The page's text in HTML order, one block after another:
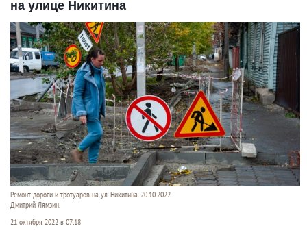
на улице Никитина
Ремонт дороги и тротуаров на ул. Никитина. 20.10.2022
Дмитрий Лямзин.
21 октября 2022 в 07:18